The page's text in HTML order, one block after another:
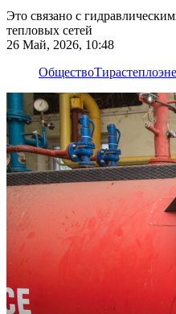
Это связано с
тепловых сетей
26 Май, 2026, 10:48
Общество